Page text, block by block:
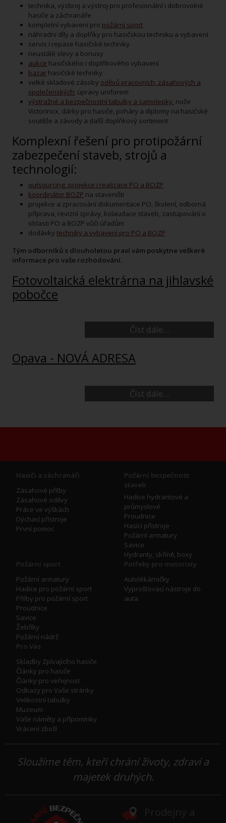
technika, výzbroj a výstroj pro profesionální i dobrovolné
hasiče a záchranáře
kompletní vybavení pro požární sport
náhradní díly a doplňky pro hasičskou techniku a vybavení
servis i repase hasičské techniky
neustálé slevy a bonusy
aukce hasičského i doplňkového vybavení
bazar hasičské techniky
velké skladové zásoby oděvů pracovních, zásahových a
společenských; úpravy uniforem
výstražné a bezpečnostní tabulky a samolepky , nože
Victorinox, dárky pro hasiče, poháry a diplomy na hasičské
soutěže a závody a další doplňkový sortiment
Komplexní řešení pro protipožární
zabezpečení staveb, strojů a
technologií:
outsourcing, projekce i realizace PO a BOZP
koordinátor BOZP na staveništi
projekce a zpracování dokumentace PO, školení, odborná
příprava, revizní zprávy, kolaudace staveb, zastupování o
oblasti PO a BOZP vůči úřadům
dodávky techniky a vybavení pro PO a BOZP
Tým odborníků s dlouholetou praxí vám poskytne veškeré
informace pro vaše rozhodování.
Fotovoltaická elektrárna na jihlavské
pobočce
Číst dále...
Opava - NOVÁ ADRESA
Číst dále...
Hasiči a záchranáři
Zásahové přilby
Zásahové oděvy
Práce ve výškách
Dýchací přístroje
První pomoc
Požární bezpečnost
staveb
Hadice hydrantové a
průmyslové
Proudnice
Hasící přístroje
Požární armatury
Savice
Hydranty, skříně, boxy
Požární sport
Požární armatury
Hadice pro požární sport
Přilby pro požární sport
Proudnice
Savice
Žebříky
Požární nádrž
Potřeby pro motoristy
Autolékárničky
Vyprošťovací nástroje do
auta
Pro Vás
Skladby Zpívajícího hasiče
Články pro hasiče
Články pro veřejnost
Odkazy pro Vaše stránky
Velikostní tabulky
Muzeum
Vaše náměty a přípomínky
Vrácení zboží
Sloužíme těm, kteří chrání životy, zdraví a
majetek druhých.